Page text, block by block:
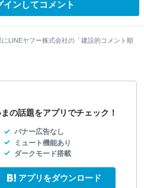
インしてコメント
LINEヤフー株式会社の「建設的コメント順
まの話題をアプリでチェック！
バナー広告なし
ミュート機能あり
ダークモード搭載
アプリをダウンロード